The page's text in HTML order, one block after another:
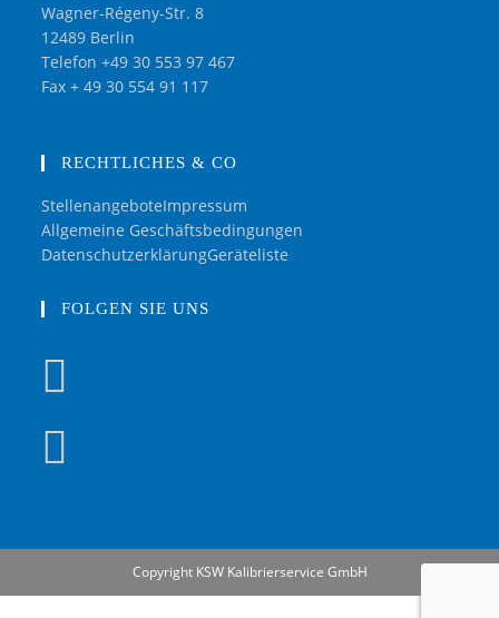
Wagner-Régeny-Str. 8
12489 Berlin
Telefon +49 30 553 97 467
Fax + 49 30 554 91 117
RECHTLICHES & CO
StellenangeboteImpressum
Allgemeine Geschäftsbedingungen
DatenschutzerklärungGeräteliste
FOLGEN SIE UNS
Copyright KSW Kalibrierservice GmbH